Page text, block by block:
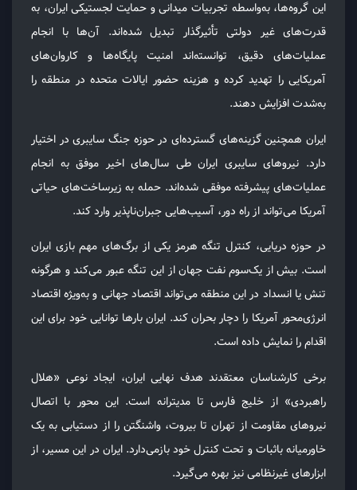
این گروه‌ها، به‌واسطه تجربیات میدانی و حمایت لجستیکی ایران، به
قدرت‌های غیر دولتی تأثیرگذار تبدیل شده‌اند. آن‌ها با انجام
عملیات‌های دقیق، توانسته‌اند امنیت پایگاه‌ها و کاروان‌های
آمریکایی را تهدید کرده و هزینه حضور ایالات متحده در منطقه را
به‌شدت افزایش دهند.
ایران همچنین گزینه‌های گسترده‌ای در حوزه جنگ سایبری در اختیار
دارد. نیروهای سایبری ایران طی سال‌های اخیر موفق به انجام
عملیات‌های پیشرفته موفقی شده‌اند. حمله به زیرساخت‌های حیاتی
آمریکا می‌تواند از راه دور، آسیب‌هایی جبران‌ناپذیر وارد کند.
در حوزه دریایی، کنترل تنگه هرمز یکی از برگ‌های مهم بازی ایران
است. بیش از یک‌سوم نفت جهان از این تنگه عبور می‌کند و هرگونه
تنش یا انسداد در این منطقه می‌تواند اقتصاد جهانی و به‌ویژه اقتصاد
انرژی‌محور آمریکا را دچار بحران کند. ایران بارها توانایی خود برای این
اقدام را نمایش داده است.
برخی کارشناسان معتقدند هدف نهایی ایران، ایجاد نوعی «هلال
راهبردی» از خلیج فارس تا مدیترانه است. این محور با اتصال
نیروهای مقاومت از تهران تا بیروت، واشنگتن را از دستیابی به یک
خاورمیانه باثبات و تحت کنترل خود بازمی‌دارد. ایران در این مسیر، از
ابزارهای غیرنظامی نیز بهره می‌گیرد.